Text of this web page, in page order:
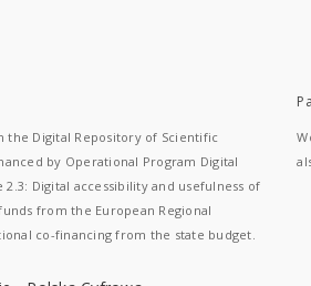
the Digital Repository of Scientific
by Operational Program Digital
2.3: Digital accessibility and usefulness of
from the European Regional
co-financing from the state budget.